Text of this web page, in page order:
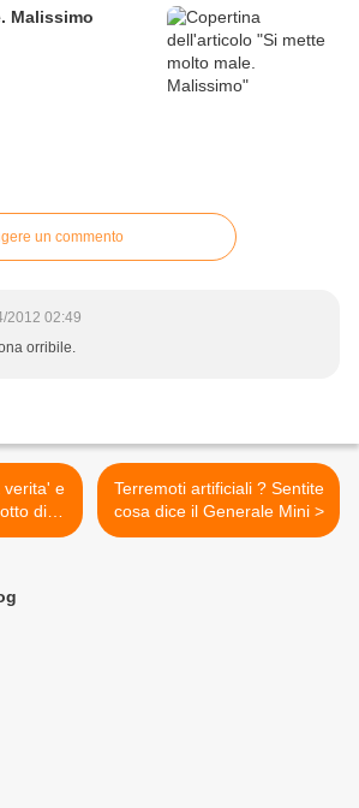
Malissimo
un commento
2012 02:49
orribile.
di
Terremoti artificiali ? Sentite
cosa dice il Generale Mini >